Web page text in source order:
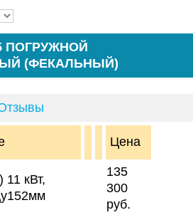
ПОГРУЖНОЙ
(ФЕКАЛЬНЫЙ)
Цена
11 кВт,
135
300
руб.